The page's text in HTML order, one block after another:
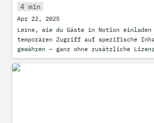
4 min
Apr 22, 2025
Lerne, wie du Gäste in Notion einladen
temporären Zugriff auf spezifische
gewähren – ganz ohne zusätzliche
Notion verschönern: Der